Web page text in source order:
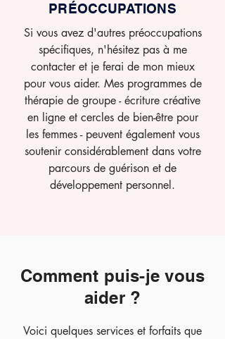
PRÉOCCUPATIONS
Si vous avez d'autres préoccupations
spécifiques, n'hésitez pas à me
contacter et je ferai de mon mieux
pour vous aider. Mes programmes de
thérapie de groupe - écriture créative
en ligne et cercles de bien-être pour
les femmes - peuvent également vous
soutenir considérablement dans votre
parcours de guérison et de
développement personnel.
Comment puis-je vous
aider ?
Voici quelques services et forfaits que